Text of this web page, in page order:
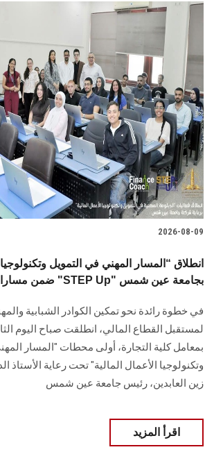
2026-08-09
انطلاق “المسار المهني في التمويل
ضمن مسارات مشروع "STEP Up" بجامعة عين شمس
في خطوة رائدة نحو تمكين الكوادر الشبابية
لمستقبل القطاع المالي، انطلقت صباح اليوم
بمعامل كلية التجارة، أولى محطات "المسار
وتكنولوجيا الأعمال المالية" تحت رعاية الأستاذ
زين العابدين، رئيس جامعة عين شمس
اقرأ المزيد